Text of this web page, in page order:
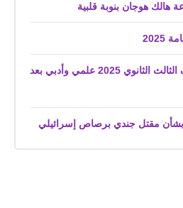
هالك هوجان بنوبة قلبية
2025
جدول امتحانات الصف الثالث الثانوي 2025 علمي وأدبي بعد
مقتل جندي برصاص إسرائيلي